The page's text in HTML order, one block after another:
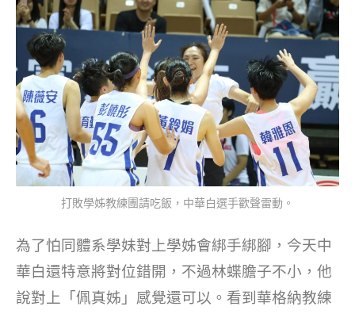
打敗學姊教練團請吃飯，中華白選手歡聲雷動。
為了怕同體系學妹對上學姊會綁手綁腳，今天中
華白還特意將對位錯開，不過林蝶膽子不小，他
說對上「佩真姊」感覺還可以。看到華格納教練